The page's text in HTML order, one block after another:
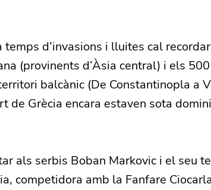
d’invasions i lluites cal
(provinents d’Àsia central) i els
balcànic (De Constantinopla a
de Grècia encara estaven sota
als serbis Boban Markovic i el seu
competidora amb la Fanfare